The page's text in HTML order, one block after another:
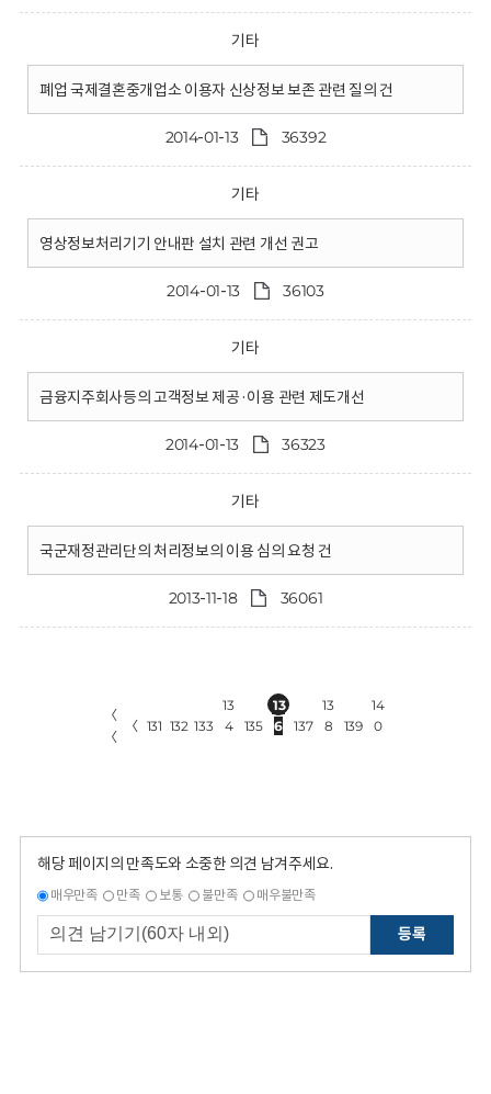
기타
폐업 국제결혼중개업소 이용자 신상정보 보존 관련 질의 건
2014-01-13 36392
기타
영상정보처리기기 안내판 설치 관련 개선 권고
2014-01-13 36103
기타
금융지주회사등의 고객정보 제공·이용 관련 제도개선
2014-01-13 36323
기타
국군재정관리단의 처리정보의 이용 심의 요청 건
2013-11-18 36061
〈
〈
〈 131 132 133
13
4
135
13
6
137
13
8
139
14
0
해당 페이지의 만족도와 소중한 의견 남겨주세요.
매우만족 만족 보통 불만족 매우불만족
등록